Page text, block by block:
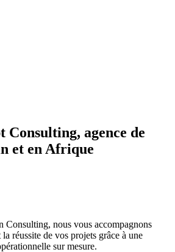
Consulting, agence de
et en Afrique
nous vous accompagnons
réussite de vos projets grâce à une
sur mesure.